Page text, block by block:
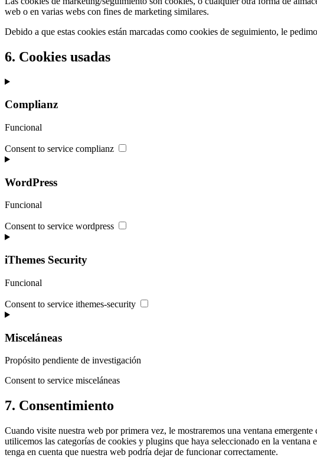
web o en varias webs con fines de marketing similares.
Debido a que estas cookies están marcadas como cookies de seguimiento, le
6. Cookies usadas
Complianz
Funcional
Consent to service complianz
WordPress
Funcional
Consent to service wordpress
iThemes Security
Funcional
Consent to service ithemes-security
Misceláneas
Propósito pendiente de investigación
Consent to service misceláneas
7. Consentimiento
Cuando visite nuestra web por primera vez, le mostraremos una ventana
utilicemos las categorías de cookies y plugins que haya seleccionado en la
tenga en cuenta que nuestra web podría dejar de funcionar correctamente.